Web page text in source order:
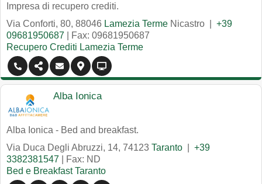
Impresa di recupero crediti.
Via Conforti, 80, 88046 Lamezia Terme Nicastro
+39
09681950687 | Fax: 09681950687
Recupero Crediti Lamezia Terme
Alba Ionica
Alba Ionica - Bed and breakfast.
Via Duca Degli Abruzzi, 14, 74123 Taranto
+39
3382381547 | Fax: ND
Bed e Breakfast Taranto